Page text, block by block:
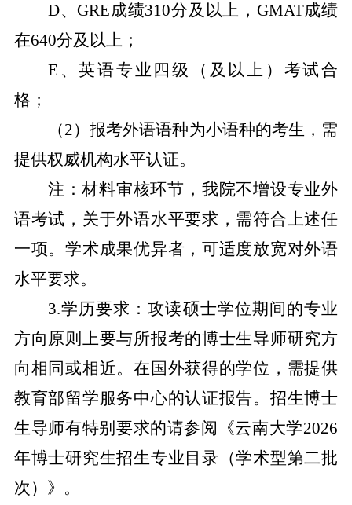
D、GRE成绩310分及以上， GMAT成绩
在640分及以上；
E 、英语专业四级（及以上）考试合
格；
（2）报考外语语种为小语种的考生，需
提供权威机构水平认证。
注：材料审核环节，我院不增设专业外
语考试，关于外语水平要求，需符合上述任
一项。学术成果优异者，可适度放宽对外语
水平要求。
3.学历要求：攻读硕士学位期间的专业
方向原则上要与所报考的博士生导师研究方
向相同或相近。在国外获得的学位，需提供
教育部留学服务中心的认证报告。招生博士
生导师有特别要求的请参阅《云南大学2026
年博士研究生招生专业目录（学术型第二批
次）》。